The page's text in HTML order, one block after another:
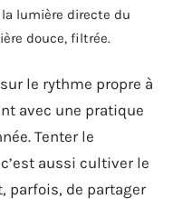
lumière directe du
douce, filtrée.
le rythme propre à
avec une pratique
Tenter le
c’est aussi cultiver le
parfois, de partager